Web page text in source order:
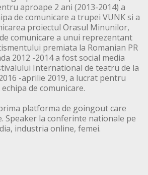
aproape 2 ani (2013-2014) a
de comunicare a trupei VUNK si a
proiectul Orasul Minunilor,
comunicare a unui reprezentant
premiata la Romanian PR
2012 -2014 a fost social media
International de teatru de la
-aprilie 2019, a lucrat pentru
de comunicare.
platforma de goingout care
Speaker la conferinte nationale pe
industria online, femei.